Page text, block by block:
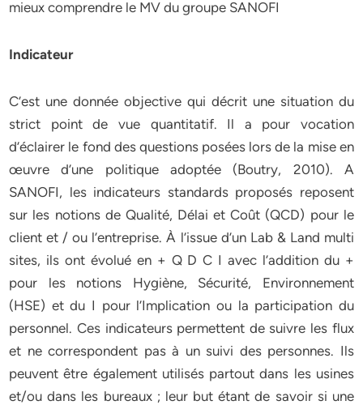
mieux comprendre le MV du groupe SANOFI
Indicateur
C’est une donnée objective qui décrit une situation du
strict point de vue quantitatif. Il a pour vocation
d’éclairer le fond des questions posées lors de la mise en
œuvre d’une politique adoptée (Boutry, 2010). A
SANOFI, les indicateurs standards proposés reposent
sur les notions de Qualité, Délai et Coût (QCD) pour le
client et / ou l’entreprise. À l’issue d’un Lab & Land multi
sites, ils ont évolué en + Q D C I avec l’addition du +
pour les notions Hygiène, Sécurité, Environnement
(HSE) et du I pour l’Implication ou la participation du
personnel. Ces indicateurs permettent de suivre les flux
et ne correspondent pas à un suivi des personnes. Ils
peuvent être également utilisés partout dans les usines
et/ou dans les bureaux ; leur but étant de savoir si une